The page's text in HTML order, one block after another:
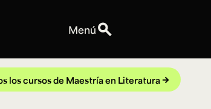
Menúsearch
los cursos de Maestría en Literaturaarrow_forward